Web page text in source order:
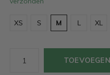
XS S M L XL